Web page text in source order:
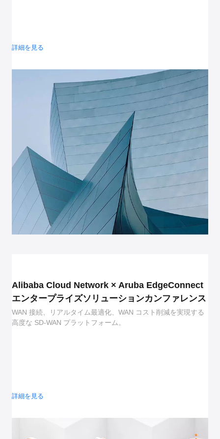
詳細を見る
Alibaba Cloud Network × Aruba EdgeConnect
エンタープライズソリューションカンファレンス
WAN 接続、リアルタイム最適化、WAN コスト削減を実現する
高度な SD-WAN プラットフォーム。
詳細を見る